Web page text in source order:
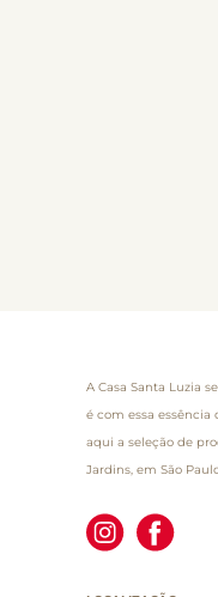
A Casa Santa Luzia
é com essa essência
aqui a seleção de
Jardins, em São